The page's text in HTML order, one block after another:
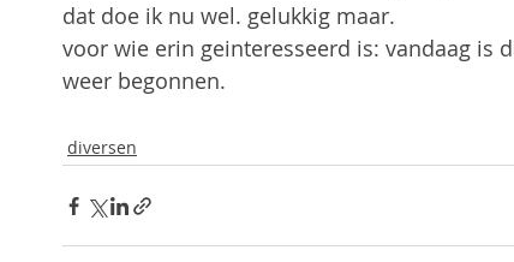
dat doe ik nu wel. gelukkig maar.
voor wie erin geinteresseerd is: vandaag is
weer begonnen.
diversen